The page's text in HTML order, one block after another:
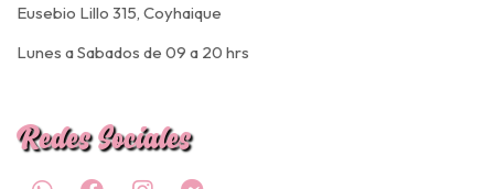
Eusebio Lillo 315, Coyhaique
Lunes a Sabados de 09 a 20 hrs
Redes Sociales